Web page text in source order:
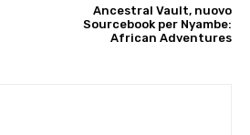
Ancestral Vault, nuovo
Sourcebook per Nyambe:
African Adventures